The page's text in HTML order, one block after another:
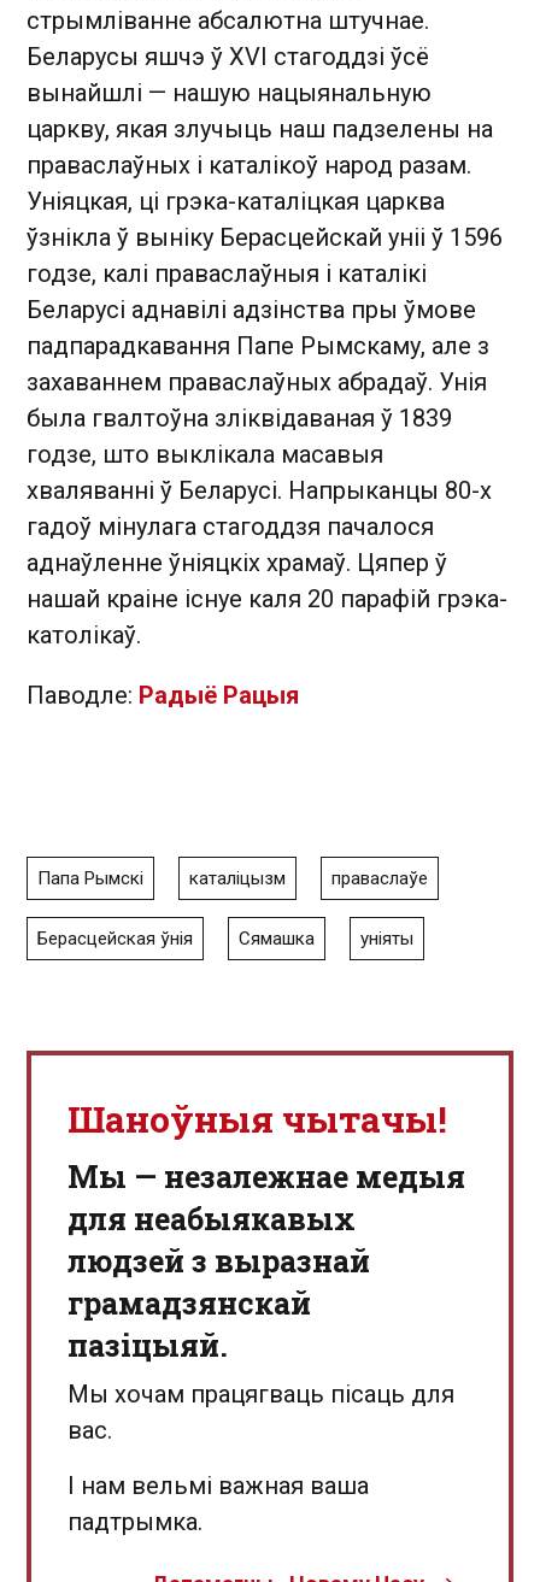
стрымліванне абсалютна штучнае.
Беларусы яшчэ ў XVI стагоддзі ўсё
вынайшлі — нашую нацыянальную
царкву, якая злучыць наш падзелены на
праваслаўных і каталікоў народ разам.
Уніяцкая, ці грэка-каталіцкая царква
ўзнікла ў выніку Берасцейскай уніі ў 1596
годзе, калі праваслаўныя і каталікі
Беларусі аднавілі адзінства пры ўмове
падпарадкавання Папе Рымскаму, але з
захаваннем праваслаўных абрадаў. Унія
была гвалтоўна зліквідаваная ў 1839
годзе, што выклікала масавыя
хваляванні ў Беларусі. Напрыканцы 80-х
гадоў мінулага стагоддзя пачалося
аднаўленне ўніяцкіх храмаў. Цяпер ў
нашай краіне існуе каля 20 парафій грэка-
католікаў.
Паводле: Радыё Рацыя
Папа Рымскі каталіцызм праваслаўе
Берасцейская ўнія Сямашка уніяты
Шаноўныя чытачы!
Мы — незалежнае медыя
для неабыякавых
людзей з выразнай
грамадзянскай
пазіцыяй.
Мы хочам працягваць пісаць для
вас.
І нам вельмі важная ваша
падтрымка.